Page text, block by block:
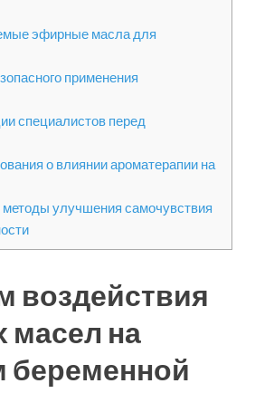
эфирные масла для
применения
специалистов перед
о влиянии ароматерапии на
улучшения самочувствия
воздействия
на
беременной